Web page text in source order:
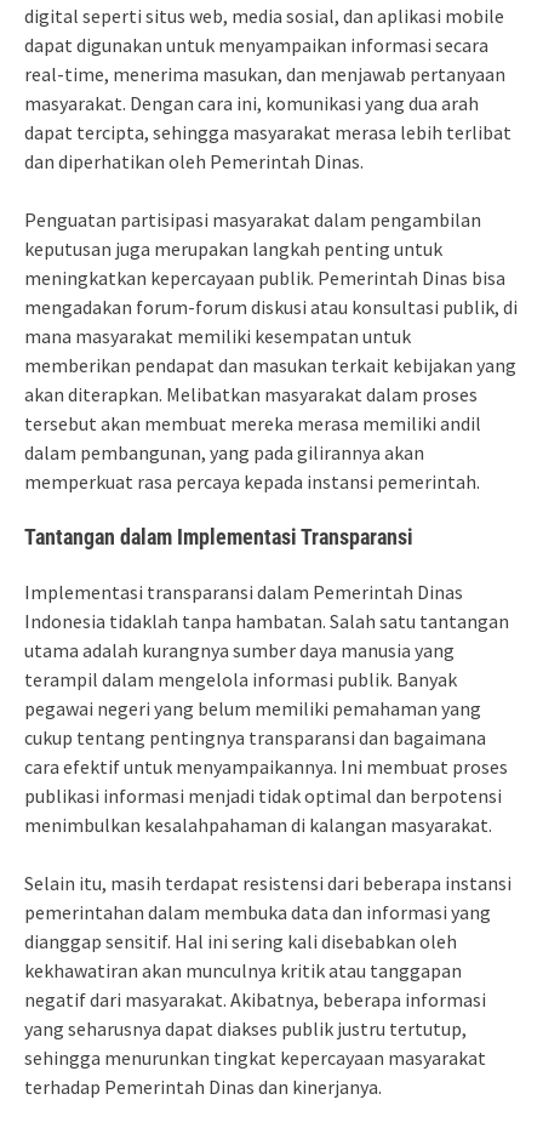
digital seperti situs web, media sosial, dan aplikasi mobile
dapat digunakan untuk menyampaikan informasi secara
real-time, menerima masukan, dan menjawab pertanyaan
masyarakat. Dengan cara ini, komunikasi yang dua arah
dapat tercipta, sehingga masyarakat merasa lebih terlibat
dan diperhatikan oleh Pemerintah Dinas.
Penguatan partisipasi masyarakat dalam pengambilan
keputusan juga merupakan langkah penting untuk
meningkatkan kepercayaan publik. Pemerintah Dinas bisa
mengadakan forum-forum diskusi atau konsultasi publik, di
mana masyarakat memiliki kesempatan untuk
memberikan pendapat dan masukan terkait kebijakan yang
akan diterapkan. Melibatkan masyarakat dalam proses
tersebut akan membuat mereka merasa memiliki andil
dalam pembangunan, yang pada gilirannya akan
memperkuat rasa percaya kepada instansi pemerintah.
Tantangan dalam Implementasi Transparansi
Implementasi transparansi dalam Pemerintah Dinas
Indonesia tidaklah tanpa hambatan. Salah satu tantangan
utama adalah kurangnya sumber daya manusia yang
terampil dalam mengelola informasi publik. Banyak
pegawai negeri yang belum memiliki pemahaman yang
cukup tentang pentingnya transparansi dan bagaimana
cara efektif untuk menyampaikannya. Ini membuat proses
publikasi informasi menjadi tidak optimal dan berpotensi
menimbulkan kesalahpahaman di kalangan masyarakat.
Selain itu, masih terdapat resistensi dari beberapa instansi
pemerintahan dalam membuka data dan informasi yang
dianggap sensitif. Hal ini sering kali disebabkan oleh
kekhawatiran akan munculnya kritik atau tanggapan
negatif dari masyarakat. Akibatnya, beberapa informasi
yang seharusnya dapat diakses publik justru tertutup,
sehingga menurunkan tingkat kepercayaan masyarakat
terhadap Pemerintah Dinas dan kinerjanya.